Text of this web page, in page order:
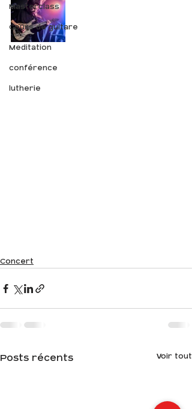
Masterclass
Cours de guitare
Meditation
conférence
lutherie
Concert
Posts récents Voir tout